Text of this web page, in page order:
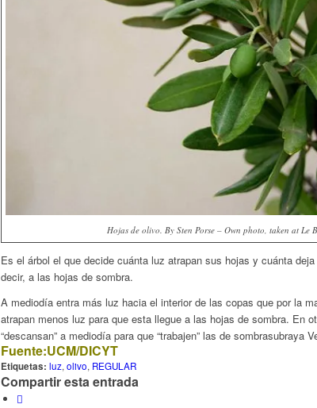
Hojas de olivo. By Sten Porse – Own photo, taken at Le
Es el árbol el que decide cuánta luz atrapan sus hojas y cuánta
decir, a las hojas de sombra.
A mediodía entra más luz hacia el interior de las copas que por la
atrapan menos luz para que esta llegue a las hojas de sombra. En
“descansan” a mediodía para que “trabajen” las de sombrasubraya
Fuente:UCM/DICYT
Etiquetas: luz,olivo, REGULAR
Compartir esta entrada